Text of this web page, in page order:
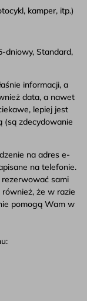
kamper, itp.)
dniowy, Standard,
informacji, a
data, a nawet
lepiej jest
(są zdecydowanie
na adres e-
na telefonie.
rezerwować sami
również, że w razie
pomogą Wam w